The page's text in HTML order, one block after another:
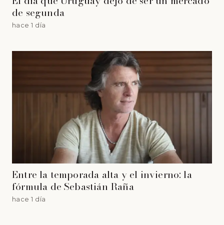
de segunda
hace 1 día
Entre la temporada alta y el invierno: la
fórmula de Sebastián Raña
hace 1 día